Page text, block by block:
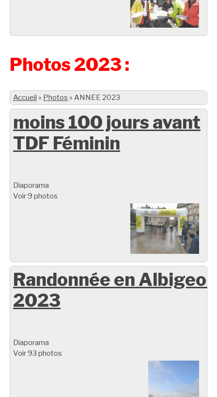
Photos 2023 :
Accueil » Photos » ANNEE 2023
moins 100 jours avant
TDF Féminin
Diaporama
Voir 9 photos
Randonnée en
2023
Diaporama
Voir 93 photos